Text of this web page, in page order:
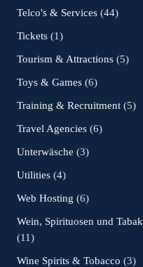
Telco's & Services (44)
Tickets (1)
Tourism & Attractions (5)
Toys & Games (6)
Training & Recruitment (5)
Travel Agencies (6)
Unterwäsche (3)
Utilities (4)
Web Hosting (6)
Wein, Spirituosen und Tabak
(11)
Wine Spirits & Tobacco (3)